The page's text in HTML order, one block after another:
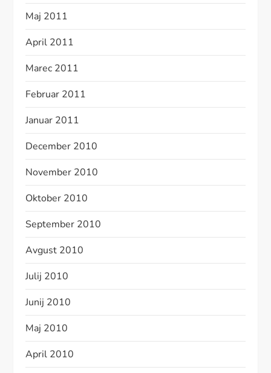
Maj 2011
April 2011
Marec 2011
Februar 2011
Januar 2011
December 2010
November 2010
Oktober 2010
September 2010
Avgust 2010
Julij 2010
Junij 2010
Maj 2010
April 2010